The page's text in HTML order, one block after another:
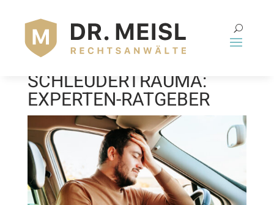
WIEVIEL
SCHMERZENSGELD BEI
SCHLEUDERTRAUMA:
EXPERTEN-RATGEBER